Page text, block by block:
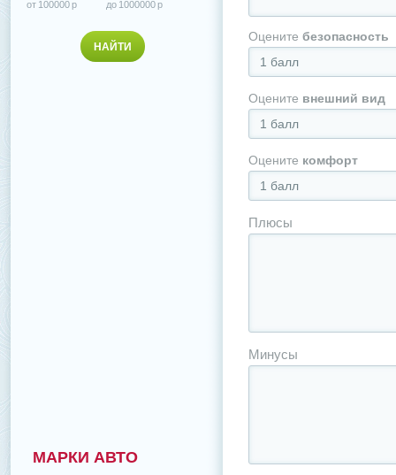
100000 1000000
МАРКИ АВТО
Оцените безопасность
1 балл
Оцените внешний вид
1 балл
Оцените комфорт
1 балл
Плюсы
Минусы